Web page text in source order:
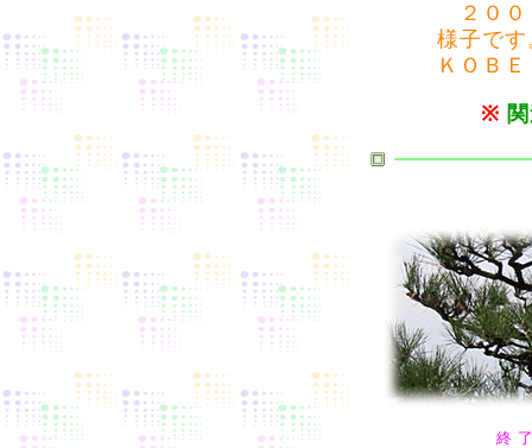
２００
様子で
ＫＯＢ
※
終